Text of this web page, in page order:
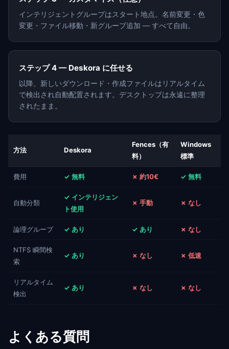
インテリジェントグループはスタート地点。名前変更・色
変更・ファイル移動・新グループ追加 — すべて自由。
ステップ 4 — Deskora に任せる
以降、新しいダウンロード・作成ファイルはリアルタイム
で検出され自動配置されます。デスクトップは永遠に整理
されたまま。
方法 Deskora
Fences（有
料）
Windows
標準
費用 ✓ 無料 ✗ 約10€ ✓ 無料
自動分類
✓ インテリジェン
ト使用
✗ 手動 ✗ なし
論理グループ ✓ あり ✓ あり ✗ なし
NTFS 瞬間検
索
✓ あり ✗ なし ✗ 低速
リアルタイム
検出
✓ あり ✗ なし ✗ なし
よくある質問